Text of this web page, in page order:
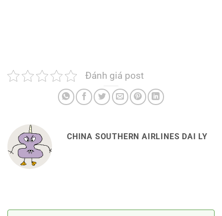
Đánh giá post
CHINA SOUTHERN AIRLINES DAI LY